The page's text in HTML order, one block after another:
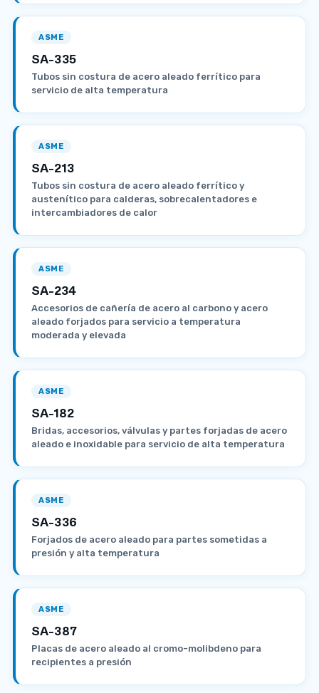
ASME
SA-335
Tubos sin costura de acero aleado ferrítico para
servicio de alta temperatura
ASME
SA-213
Tubos sin costura de acero aleado ferrítico y
austenítico para calderas, sobrecalentadores e
intercambiadores de calor
ASME
SA-234
Accesorios de cañería de acero al carbono y acero
aleado forjados para servicio a temperatura
moderada y elevada
ASME
SA-182
Bridas, accesorios, válvulas y partes forjadas de acero
aleado e inoxidable para servicio de alta temperatura
ASME
SA-336
Forjados de acero aleado para partes sometidas a
presión y alta temperatura
ASME
SA-387
Placas de acero aleado al cromo-molibdeno para
recipientes a presión